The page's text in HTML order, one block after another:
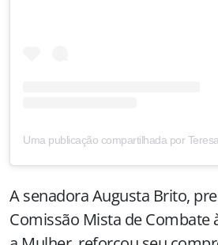
A senadora Augusta Brito,
Comissão Mista de Combate